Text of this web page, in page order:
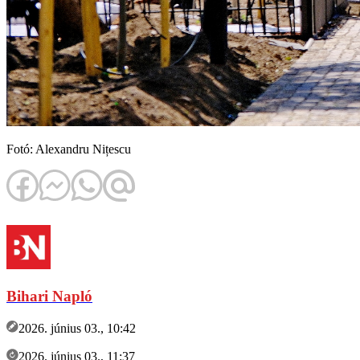
Fotó: Alexandru Nițescu
Bihari Napló
2026. június 03., 10:42
2026. június 03., 11:37